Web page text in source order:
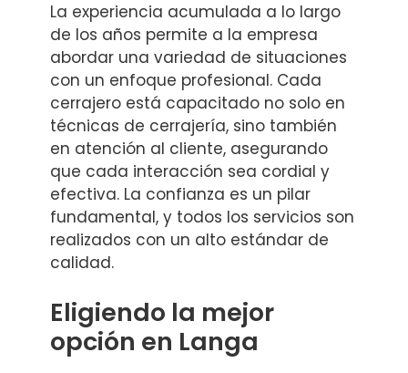
La experiencia acumulada a lo largo
de los años permite a la empresa
abordar una variedad de situaciones
con un enfoque profesional. Cada
cerrajero está capacitado no solo en
técnicas de cerrajería, sino también
en atención al cliente, asegurando
que cada interacción sea cordial y
efectiva. La confianza es un pilar
fundamental, y todos los servicios son
realizados con un alto estándar de
calidad.
Eligiendo la mejor
opción en Langa